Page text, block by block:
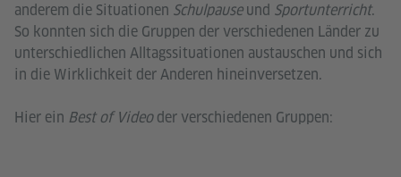
anderem die Situationen Schulpauseund Sportunterricht.
So konnten sich die Gruppen der verschiedenen Länder zu
unterschiedlichen Alltagssituationen austauschen und sich
in die Wirklichkeit der Anderen hineinversetzen.
Hier ein Best of Videoder verschiedenen Gruppen: